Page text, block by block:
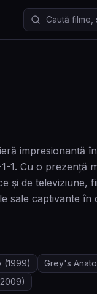
Caută filme și
impresionantă
1. Cu o prezență
și de televiziune,
sale captivante în
(1999) Grey's